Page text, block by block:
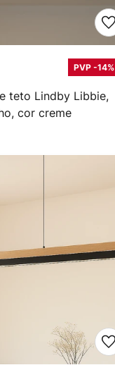
teto Lindby Libbie,
cor creme
PVP -14%